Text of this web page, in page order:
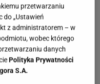
przetwarzaniu
do „Ustawień
z administratorem – w
wobec którego
danych
Polityka Prywatności
S.A.